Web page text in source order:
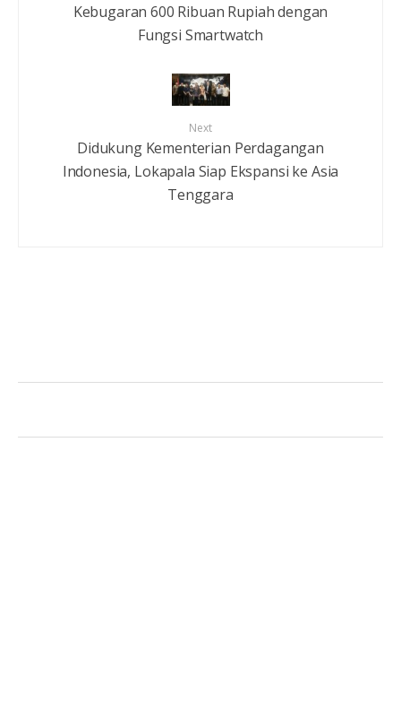
Kebugaran 600 Ribuan Rupiah dengan
Fungsi Smartwatch
Next
Didukung Kementerian Perdagangan
Indonesia, Lokapala Siap Ekspansi ke Asia
Tenggara